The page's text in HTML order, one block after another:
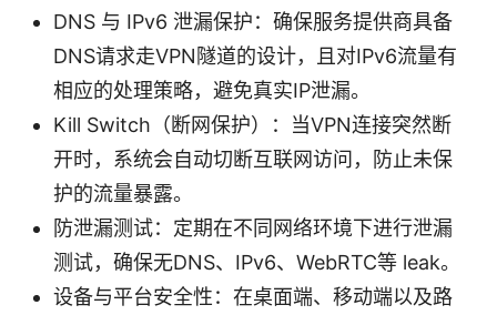
DNS 与 IPv6 泄漏保护：确保服务提供商具备
DNS请求走VPN隧道的设计，且对IPv6流量有
相应的处理策略，避免真实IP泄漏。
Kill Switch（断网保护）：当VPN连接突然断
开时，系统会自动切断互联网访问，防止未保
护的流量暴露。
防泄漏测试：定期在不同网络环境下进行泄漏
测试，确保无DNS、IPv6、WebRTC等 leak。
设备与平台安全性：在桌面端、移动端以及路